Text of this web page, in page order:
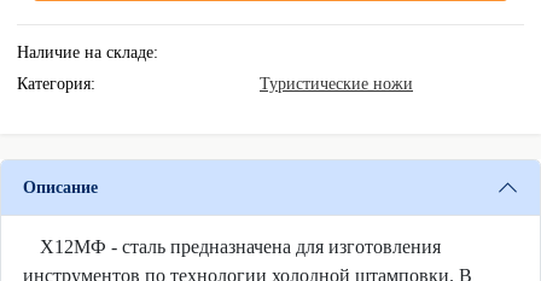
Наличие на складе:
Категория:
Туристические ножи
Описание
Х12МФ - сталь предназначена для изготовления
инструментов по технологии холодной штамповки. В